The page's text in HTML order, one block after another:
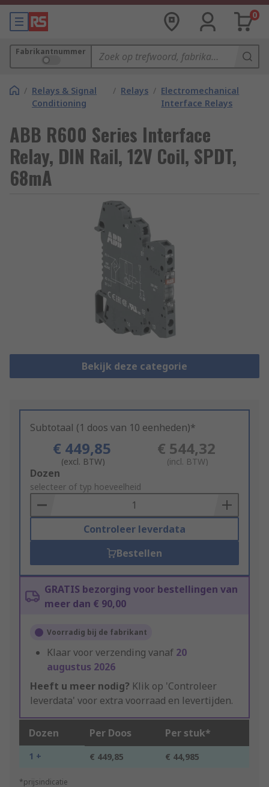
0
Fabrikantnummer
/ Relays & Signal
Conditioning
/ Relays / Electromechanical
Interface Relays
ABB R600 Series Interface
Relay, DIN Rail, 12V Coil, SPDT,
68mA
Bekijk deze categorie
Subtotaal (1 doos van 10 eenheden)*
€ 449,85
(excl. BTW)
€ 544,32
(incl. BTW)
Add
to
Basket
Dozen
selecteer of typ hoeveelheid
Controleer leverdata
Bestellen
GRATIS bezorging voor bestellingen van
meer dan € 90,00
Voorradig bij de fabrikant
Klaar voor verzending vanaf 20
augustus 2026
Heeft u meer nodig? Klik op 'Controleer
leverdata' voor extra voorraad en levertijden.
Dozen Per Doos Per stuk*
1 + € 449,85 € 44,985
*prijsindicatie